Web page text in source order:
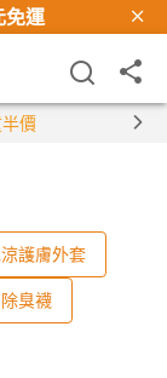
運
價
護膚外套
除臭襪